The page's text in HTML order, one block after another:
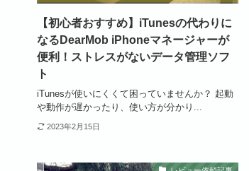
【初心者おすすめ】iTunesの代わりに
なるDearMob iPhoneマネージャーが
便利！ストレスがないデータ管理ソフ
ト
iTunesが使いにくくて困っていませんか？ 起動
や動作が遅かったり、使い方が分かり...
2023年2月15日